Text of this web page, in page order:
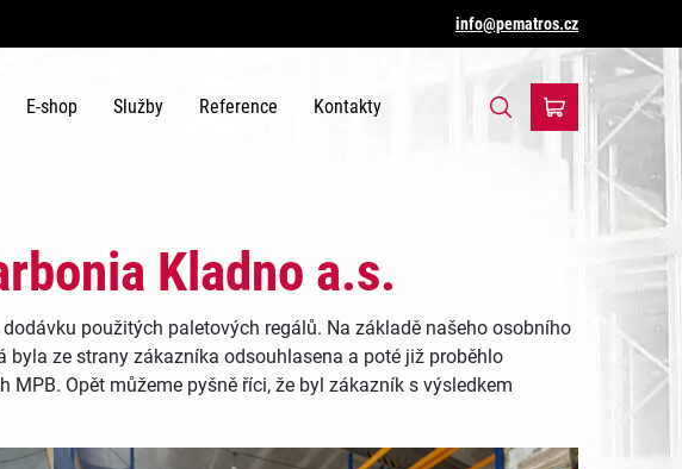
info@pematros.cz
E-shop Služby Reference Kontakty
Kladno a.s.
použitých paletových regálů. Na základě našeho osobního
ze strany zákazníka odsouhlasena a poté již proběhlo
Opět můžeme pyšně říci, že byl zákazník s výsledkem